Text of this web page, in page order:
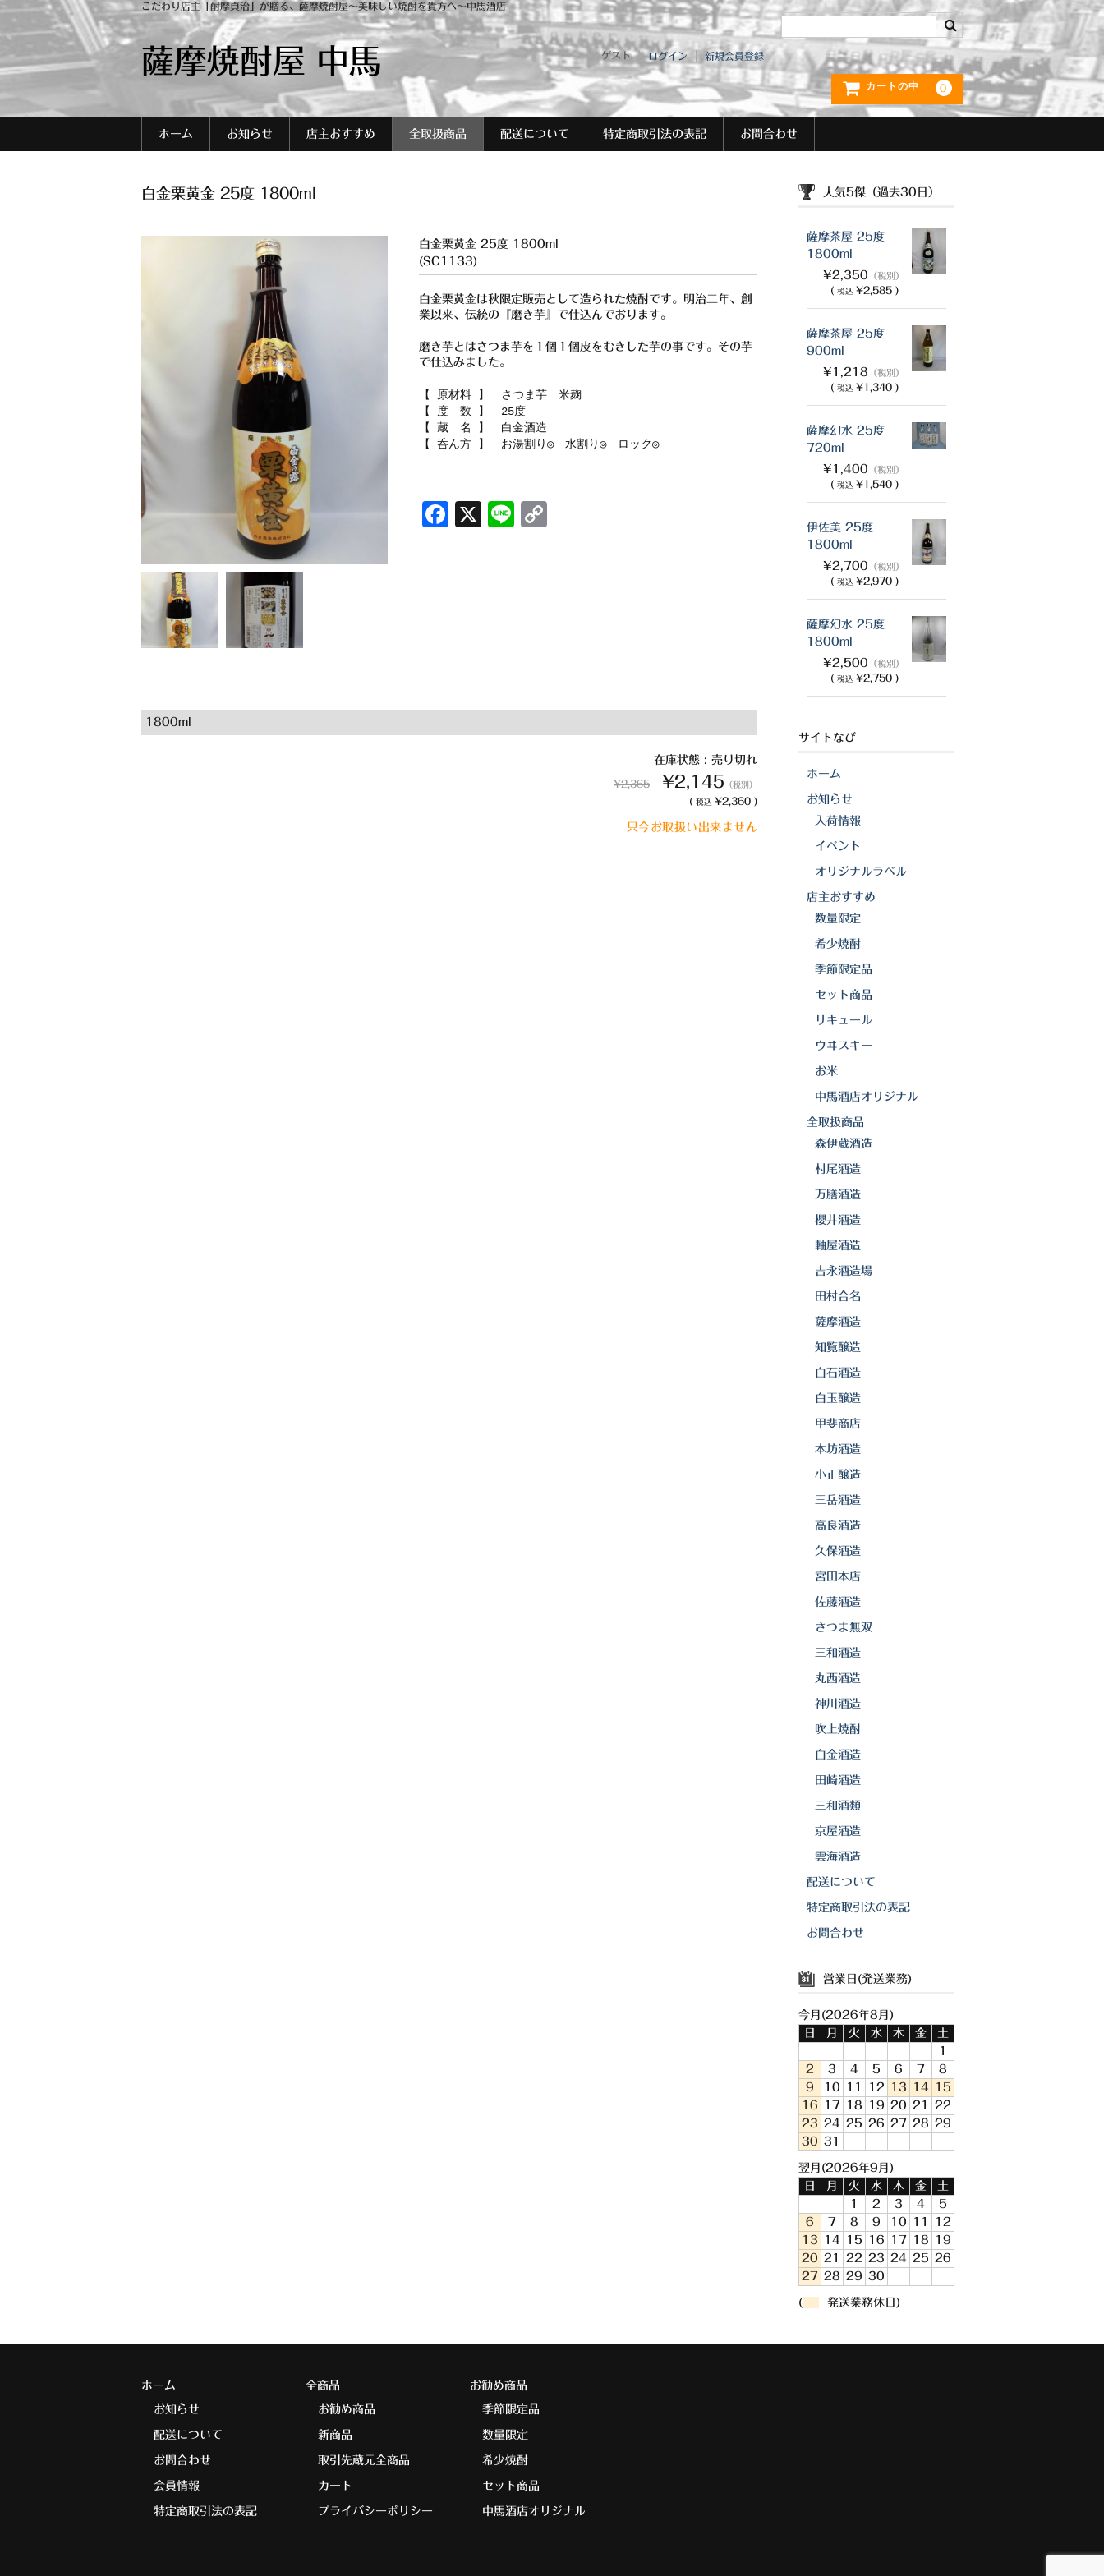
こだわり店主「酎摩貞治」が贈る、薩摩焼酎屋～美味しい焼酎を貴方へ～中馬酒店
薩摩焼酎屋 中馬 ゲスト ログイン 新規会員登録
カートの中 0
ホーム お知らせ 店主おすすめ 全取扱商品 配送について 特定商取引法の表記 お問合わせ
白金栗黄金 25度 1800ml
白金栗黄金 25度 1800ml
(SC1133)
白金栗黄金は秋限定販売として造られた焼酎です。明治二年、創
業以来、伝統の『磨き芋』で仕込んでおります。
磨き芋とはさつま芋を１個１個皮をむきした芋の事です。その芋
で仕込みました。
【 原材料 】 さつま芋 米麹
【 度 数 】 25度
【 蔵 名 】 白金酒造
【 呑ん方 】 お湯割り◎ 水割り◎ ロック◎
F
X
Li
1800ml
在庫状態 : 売り切れ
¥2,365 ¥2,145 （税別）
( 税込 ¥2,360 )
只今お取扱い出来ません
人気5傑（過去30日）
薩摩茶屋 25度
1800ml
¥2,350 （税別）
( 税込 ¥2,585 )
薩摩茶屋 25度
900ml
¥1,218 （税別）
( 税込 ¥1,340 )
薩摩幻水 25度
720ml
¥1,400 （税別）
( 税込 ¥1,540 )
伊佐美 25度
1800ml
¥2,700 （税別）
( 税込 ¥2,970 )
薩摩幻水 25度
1800ml
¥2,500 （税別）
( 税込 ¥2,750 )
サイトなび
ホーム
お知らせ
入荷情報
イベント
オリジナルラベル
店主おすすめ
数量限定
希少焼酎
季節限定品
セット商品
リキュール
ウヰスキー
お米
中馬酒店オリジナル
全取扱商品
森伊蔵酒造
村尾酒造
万膳酒造
櫻井酒造
軸屋酒造
吉永酒造場
田村合名
薩摩酒造
知覧醸造
白石酒造
白玉醸造
甲斐商店
本坊酒造
小正醸造
三岳酒造
高良酒造
久保酒造
宮田本店
佐藤酒造
さつま無双
三和酒造
丸西酒造
神川酒造
吹上焼酎
白金酒造
田崎酒造
三和酒類
京屋酒造
雲海酒造
配送について
特定商取引法の表記
お問合わせ
営業日(発送業務)
今月(2026年8月)
日
月 火 水 木 金
土
1
2
3 4 5 6 7
8
9
10 11 12 13 14
15
16
17 18 19 20 21
22
23 24 25 26 27 28 29
30 31
翌月(2026年9月)
日
月 火 水 木 金
土
1
2 3 4
5
6
7 8 9 10 11
12
13
14 15 16 17 18
19
20 21 22 23 24 25 26
27 28 29 30
( 発送業務休日)
ホーム
お知らせ
配送について
お問合わせ
会員情報
特定商取引法の表記
全商品
お勧め商品
新商品
取引先蔵元全商品
カート
プライバシーポリシー
お勧め商品
季節限定品
数量限定
希少焼酎
セット商品
中馬酒店オリジナル